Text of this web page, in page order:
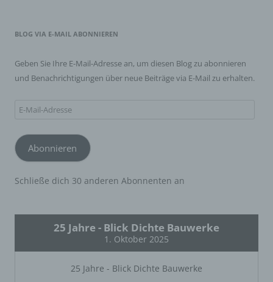
BLOG VIA E-MAIL ABONNIEREN
Geben Sie Ihre E-Mail-Adresse an, um diesen Blog zu abonnieren
und Benachrichtigungen über neue Beiträge via E-Mail zu erhalten.
E-
Adresse
Abonnieren
Schließe dich 30 anderen Abonnenten an
25 Jahre - Blick Dichte Bauwerke
1. Oktober 2025
25 Jahre - Blick Dichte Bauwerke
i) Empfänger
Empfänger ist eine natürliche oder juristische Person,
Behörde, Einrichtung oder andere Stelle, der
personenbezogene Daten offengelegt werden,
bestimmten Untersuchungsauftrags nach dem
gelten jedoch nicht als Empfänger.
Auftragsverarbeiter und den Personen, die unter der
unmittelbaren Verantwortung des Verantwortlichen oder